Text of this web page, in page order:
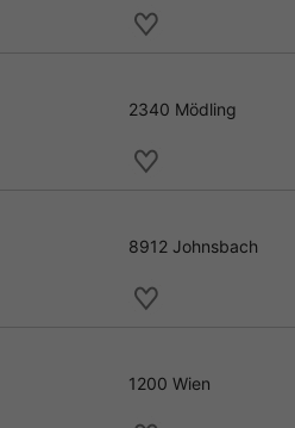
2340 Mödling
8912 Johnsbach
1200 Wien